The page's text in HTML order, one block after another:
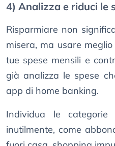
4) Analizza e riduci le
Risparmiare non
misera, ma usare
tue spese mensili e
già analizza le spese
app di home banking.
Individua le
inutilmente, come